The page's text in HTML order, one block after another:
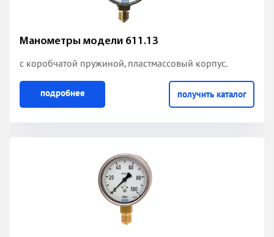
Манометры модели 611.13
с коробчатой пружиной, пластмассовый корпус.
подробнее получить каталог